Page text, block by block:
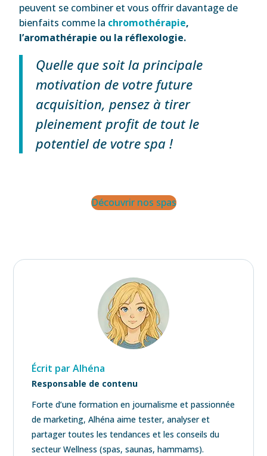
peuvent se combiner et vous offrir davantage de
bienfaits comme la chromothérapie,
l’aromathérapie ou la réflexologie.
Quelle que soit la principale
motivation de votre future
acquisition, pensez à tirer
pleinement profit de tout le
potentiel de votre spa !
Découvrir nos spas
Écrit par Alhéna
Responsable de contenu
Forte d’une formation en journalisme et passionnée
de marketing, Alhéna aime tester, analyser et
partager toutes les tendances et les conseils du
secteur Wellness (spas, saunas, hammams).